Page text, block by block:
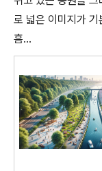
로 넓은 이미지가
흠...